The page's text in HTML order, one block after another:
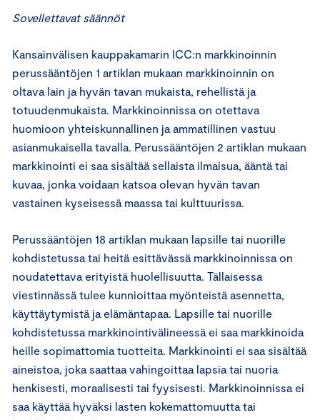
Sovellettavat säännöt
Kansainvälisen kauppakamarin ICC:n markkinoinnin
perussääntöjen 1 artiklan mukaan markkinoinnin on
oltava lain ja hyvän tavan mukaista, rehellistä ja
totuudenmukaista. Markkinoinnissa on otettava
huomioon yhteiskunnallinen ja ammatillinen vastuu
asianmukaisella tavalla. Perussääntöjen 2 artiklan mukaan
markkinointi ei saa sisältää sellaista ilmaisua, ääntä tai
kuvaa, jonka voidaan katsoa olevan hyvän tavan
vastainen kyseisessä maassa tai kulttuurissa.
Perussääntöjen 18 artiklan mukaan lapsille tai nuorille
kohdistetussa tai heitä esittävässä markkinoinnissa on
noudatettava erityistä huolellisuutta. Tällaisessa
viestinnässä tulee kunnioittaa myönteistä asennetta,
käyttäytymistä ja elämäntapaa. Lapsille tai nuorille
kohdistetussa markkinointivälineessä ei saa markkinoida
heille sopimattomia tuotteita. Markkinointi ei saa sisältää
aineistoa, joka saattaa vahingoittaa lapsia tai nuoria
henkisesti, moraalisesti tai fyysisesti. Markkinoinnissa ei
saa käyttää hyväksi lasten kokemattomuutta tai